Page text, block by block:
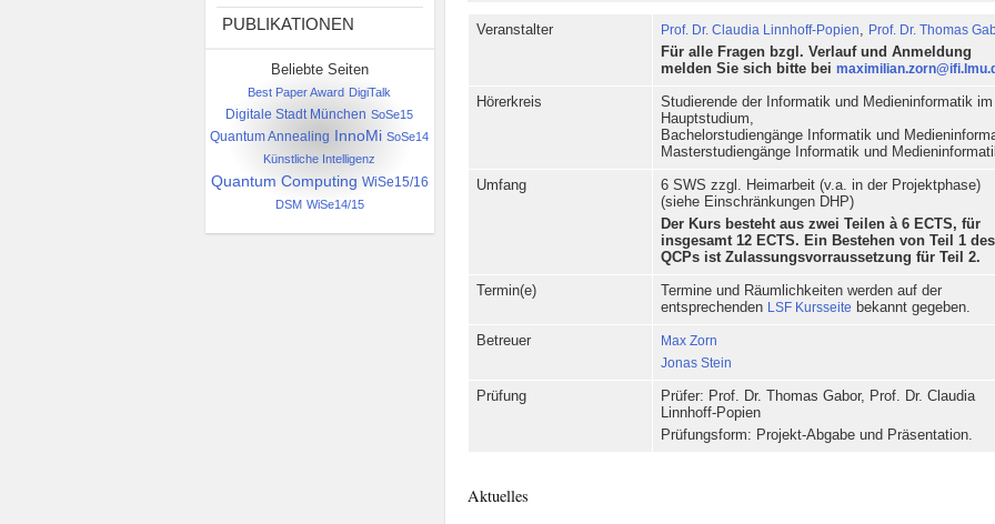
PUBLIKATIONEN
Beliebte Seiten
Best Paper Award DigiTalk
Digitale Stadt München SoSe15
Quantum Annealing
InnoMi SoSe14
Künstliche Intelligenz
Quantum Computing WiSe15/16
DSM WiSe14/15
Veranstalter Prof. Dr. Claudia Linnhoff-Popien, Prof. Dr. Thomas
Für alle Fragen bzgl. Verlauf und Anmeldung
melden Sie sich bitte bei
Hörerkreis
Studierende der Informatik und Medieninformatik im
Hauptstudium,
Bachelorstudiengänge Informatik und
Masterstudiengänge Informatik und
Umfang
6 SWS zzgl. Heimarbeit (v.a. in der Projektphase)
(siehe Einschränkungen DHP)
Der Kurs besteht aus zwei Teilen à 6 ECTS, für
insgesamt 12 ECTS. Ein Bestehen von Teil 1 des
QCPs ist Zulassungsvorraussetzung für Teil 2.
Termin(e)
Termine und Räumlichkeiten werden auf der
entsprechenden LSF Kursseite bekannt gegeben.
Betreuer
Max Zorn
Jonas Stein
Prüfung
Prüfer: Prof. Dr. Thomas Gabor, Prof. Dr. Claudia
Linnhoff-Popien
Prüfungsform: Projekt-Abgabe und Präsentation.
Aktuelles